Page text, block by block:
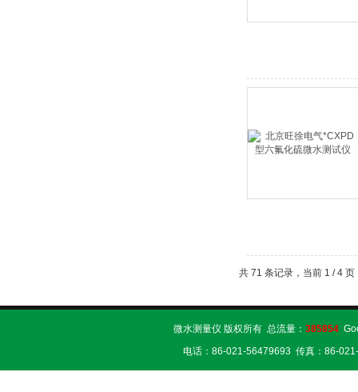
共 71 条记录，当前 1 / 4
微水测量仪 版权所有 总流量： 385854
电话：86-021-56479693 传真：86-